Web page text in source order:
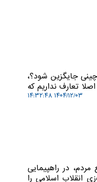
جایگزین شود؟،
تعارف نداریم که
۱۴۰۴/۱۲/۰۳ ۱۴:۳۲:۴۸
در راهپیمایی
انقلاب اسلامی را